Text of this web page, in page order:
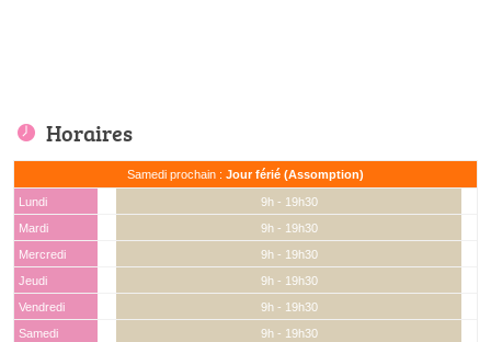
Horaires
Samedi prochain : Jour férié (Assomption)
Lundi
9h - 19h30
Mardi
9h - 19h30
Mercredi
9h - 19h30
Jeudi
9h - 19h30
Vendredi
9h - 19h30
Samedi
9h - 19h30